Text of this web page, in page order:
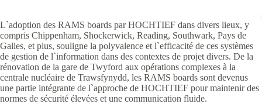
L`adoption des RAMS boards par HOCHTIEF dans divers lieux, y
compris Chippenham, Shockerwick, Reading, Southwark, Pays de
Galles, et plus, souligne la polyvalence et l`efficacité de ces systèmes
de gestion de l`information dans des contextes de projet divers. De la
rénovation de la gare de Twyford aux opérations complexes à la
centrale nucléaire de Trawsfynydd, les RAMS boards sont devenus
une partie intégrante de l`approche de HOCHTIEF pour maintenir des
normes de sécurité élevées et une communication fluide.